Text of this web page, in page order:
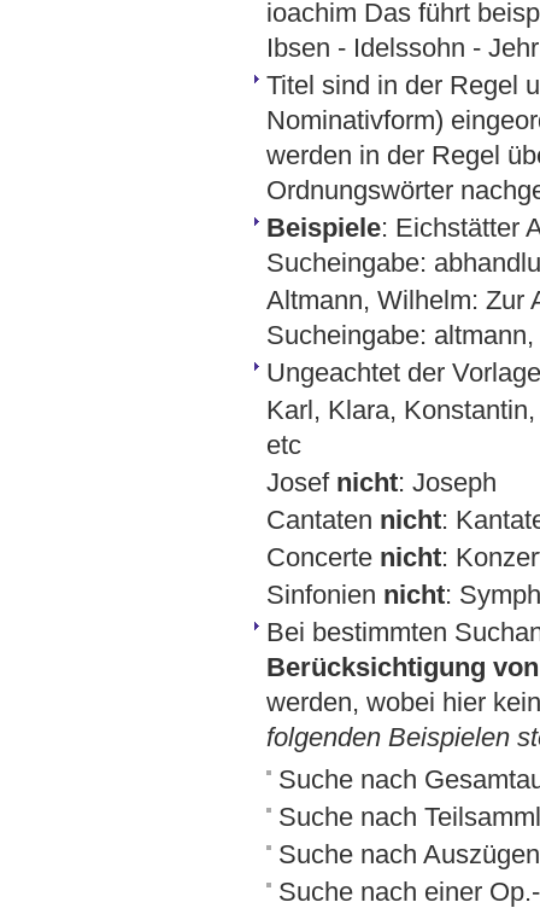
ioachim Das führt
Ibsen - Idelssohn -
Titel sind in der Regel
Nominativform)
werden in der Regel
Ordnungswörter
Beispiele: Eichstätter
Sucheingabe:
Altmann, Wilhelm: Zur
Sucheingabe:
Ungeachtet der
Karl, Klara,
etc
Josef nicht: Joseph
Cantaten nicht:
Concerte nicht:
Sinfonien nicht:
Bei bestimmten
Berücksichtigung
werden, wobei hier
folgenden Beispielen
Suche nach
Suche nach
Suche nach
Suche nach einer